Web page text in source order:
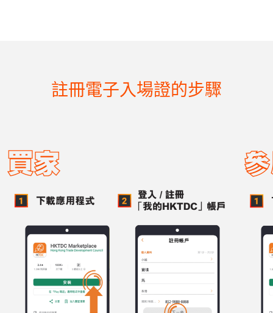
註冊電子入場證的步驟